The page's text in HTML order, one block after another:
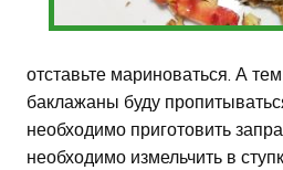
отставьте мариноваться. А
баклажаны буду
необходимо приготовить
необходимо измельчить в